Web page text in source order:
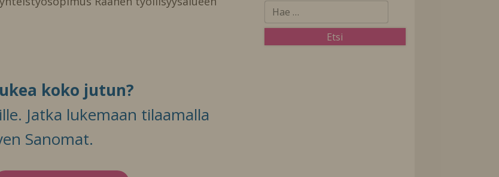
koko jutun?
Jatka lukemaan tilaamalla
Sanomat.